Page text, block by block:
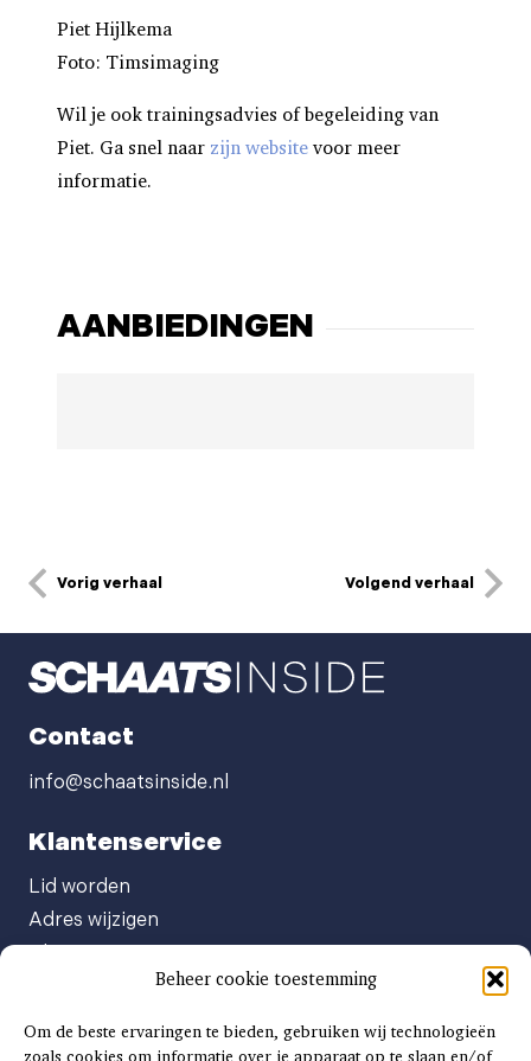
Beheer cookie toestemming
Om de beste ervaringen te bieden, gebruiken wij technologieën
zoals cookies om informatie over je apparaat op te slaan en/of
Piet Hijlkema
Foto: Timsimaging
Wil je ook trainingsadvies of begeleiding van
Piet. Ga snel naar zijn website voor meer
informatie.
AANBIEDINGEN
Vorig verhaal Volgend verhaal
Contact
info@schaatsinside.nl
Klantenservice
Lid worden
Adres wijzigen
Abonnement opzeggen
Afgeven automatische incasso
Factuur betalen